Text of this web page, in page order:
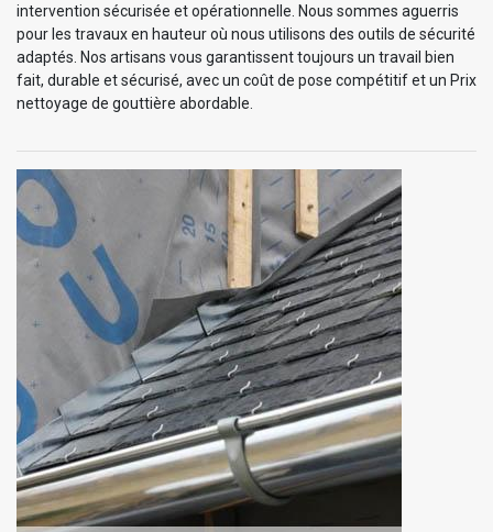
intervention sécurisée et opérationnelle. Nous sommes aguerris
pour les travaux en hauteur où nous utilisons des outils de sécurité
adaptés. Nos artisans vous garantissent toujours un travail bien
fait, durable et sécurisé, avec un coût de pose compétitif et un Prix
nettoyage de gouttière abordable.